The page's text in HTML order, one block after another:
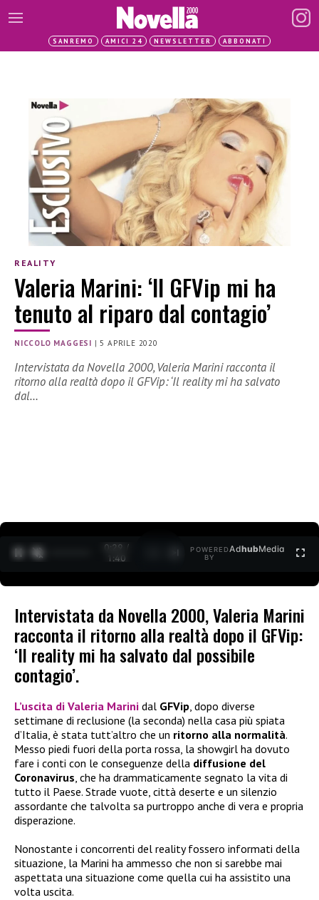
SANREMO AMICI 24 NEWSLETTER ABBONATI
REALITY
Valeria Marini: ‘Il GFVip mi ha
tenuto al riparo dal contagio’
NICCOLO MAGGESI |5 APRILE 2020
Intervistata da Novella 2000, Valeria Marini racconta il
ritorno alla realtà dopo il GFVip: ‘Il reality mi ha salvato
dal…
0:30 /
1:40
POWERED
BY
AdhubMedia
Intervistata da Novella 2000, Valeria Marini
racconta il ritorno alla realtà dopo il GFVip:
‘Il reality mi ha salvato dal possibile
contagio’.
L’uscita di Valeria Marini dal GFVip, dopo diverse
settimane di reclusione (la seconda) nella casa più spiata
d’Italia, è stata tutt’altro che un ritorno alla normalità.
Messo piedi fuori della porta rossa, la showgirl ha dovuto
fare i conti con le conseguenze della diffusione del
Coronavirus, che ha drammaticamente segnato la vita di
tutto il Paese. Strade vuote, città deserte e un silenzio
assordante che talvolta sa purtroppo anche di vera e propria
disperazione.
Nonostante i concorrenti del reality fossero informati della
situazione, la Marini ha ammesso che non si sarebbe mai
aspettata una situazione come quella cui ha assistito una
volta uscita.